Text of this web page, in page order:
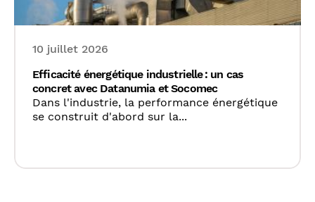
10 juillet 2026
Efficacité énergétique industrielle : un cas
concret avec Datanumia et Socomec
Dans l'industrie, la performance énergétique
se construit d'abord sur la...